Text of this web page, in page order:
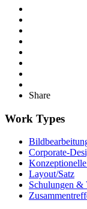
Share
Work Types
Corporate-
Layout/Satz
Schulungen &